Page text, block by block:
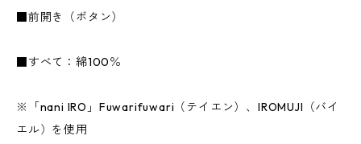
■前開き（ボタン）
■すべて：綿100％
※「nani IRO」Fuwarifuwari（テイエン）、IROMUJI（バイ
エル）を使用